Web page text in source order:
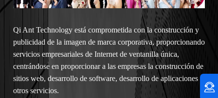
Qi Ant Technology está comprometida con la construcción y
publicidad de la imagen de marca corporativa, proporcionando
servicios empresariales de Internet de ventanilla única,
centrándose en proporcionar a las empresas la construcción de
sitios web, desarrollo de software, desarrollo de aplicaciones y
otros servicios.